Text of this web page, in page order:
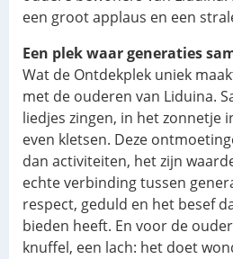
een groot applaus en een
Een plek waar generaties
Wat de Ontdekplek uniek
met de ouderen van Liduina.
liedjes zingen, in het zonnetje
even kletsen. Deze
dan activiteiten, het zijn
echte verbinding tussen
respect, geduld en het besef
bieden heeft. En voor de
knuffel, een lach: het doet